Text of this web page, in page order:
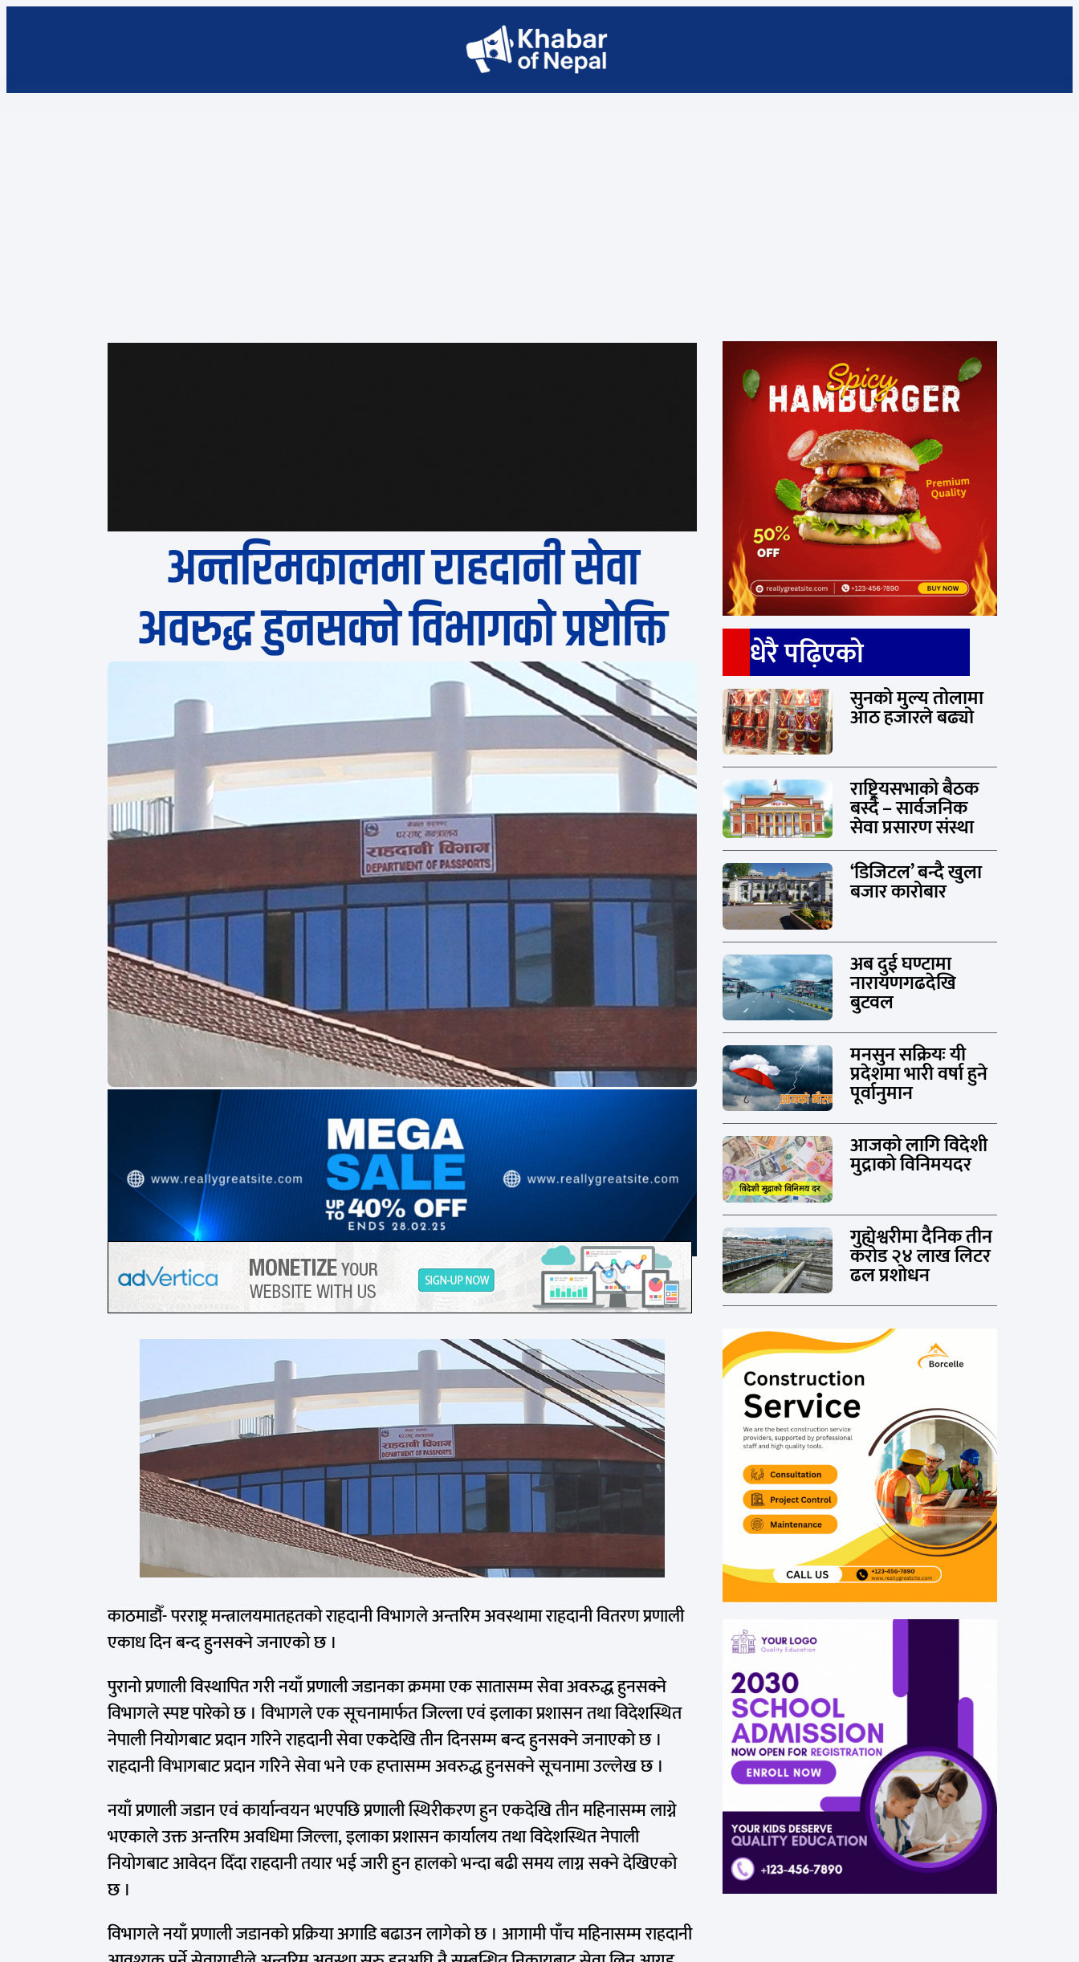
अन्तरिमकालमा राहदानी सेवा
अवरुद्ध हुनसक्ने विभागको प्रष्टोक्ति
काठमाडौँ- परराष्ट्र मन्त्रालयमातहतको राहदानी विभागले अन्तरिम अवस्थामा राहदानी वितरण प्रणाली
एकाध दिन बन्द हुनसक्ने जनाएको छ ।
पुरानो प्रणाली विस्थापित गरी नयाँ प्रणाली जडानका क्रममा एक सातासम्म सेवा अवरुद्ध हुनसक्ने
विभागले स्पष्ट पारेको छ । विभागले एक सूचनामार्फत जिल्ला एवं इलाका प्रशासन तथा विदेशस्थित
नेपाली नियोगबाट प्रदान गरिने राहदानी सेवा एकदेखि तीन दिनसम्म बन्द हुनसक्ने जनाएको छ ।
राहदानी विभागबाट प्रदान गरिने सेवा भने एक हप्तासम्म अवरुद्ध हुनसक्ने सूचनामा उल्लेख छ ।
नयाँ प्रणाली जडान एवं कार्यान्वयन भएपछि प्रणाली स्थिरीकरण हुन एकदेखि तीन महिनासम्म लाग्ने
भएकाले उक्त अन्तरिम अवधिमा जिल्ला, इलाका प्रशासन कार्यालय तथा विदेशस्थित नेपाली
नियोगबाट आवेदन दिँदा राहदानी तयार भई जारी हुन हालको भन्दा बढी समय लाग्न सक्ने देखिएको
छ ।
विभागले नयाँ प्रणाली जडानको प्रक्रिया अगाडि बढाउन लागेको छ । आगामी पाँच महिनासम्म राहदानी
धेरै पढ़िएको
सुनको मुल्य तोलामा
आठ हजारले बढ्यो
राष्ट्रियसभाको बैठक
बस्दै – सार्वजनिक
सेवा प्रसारण संस्था
‘डिजिटल’ बन्दै खुला
बजार कारोबार
अब दुई घण्टामा
नारायणगढदेखि
बुटवल
मनसुन सक्रियः यी
प्रदेशमा भारी वर्षा हुने
पूर्वानुमान
आजको लागि विदेशी
मुद्राको विनिमयदर
गुह्येश्वरीमा दैनिक तीन
करोड २४ लाख लिटर
ढल प्रशोधन